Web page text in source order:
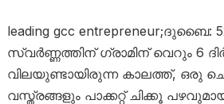
leading gcc entrepreneur;ദുബൈ:
സ്വർണ്ണത്തിന് ഗ്രാമിന് വെറും 6
വിലയുണ്ടായിരുന്ന കാലത്ത്, ഒരു
വസ്ത്രങ്ങളും പാക്കറ്റ് ചിക്കൂ